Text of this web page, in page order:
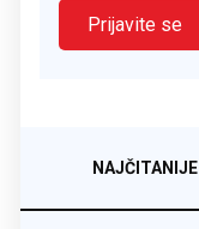
Prijavite se
NAJČITANIJE